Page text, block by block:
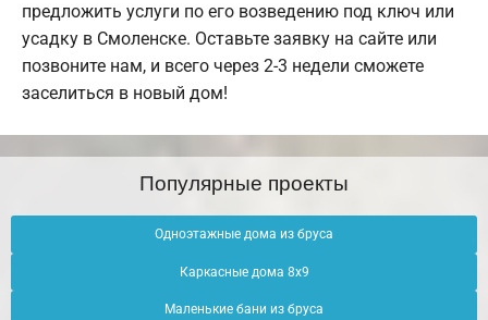
предложить услуги по его возведению под ключ или
усадку в Смоленске. Оставьте заявку на сайте или
позвоните нам, и всего через 2-3 недели сможете
заселиться в новый дом!
Популярные проекты
Одноэтажные дома из бруса
Каркасные дома 8х9
Маленькие бани из бруса